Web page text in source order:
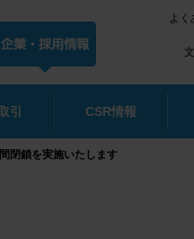
よく
引 CSR情報
閉鎖を実施いたします